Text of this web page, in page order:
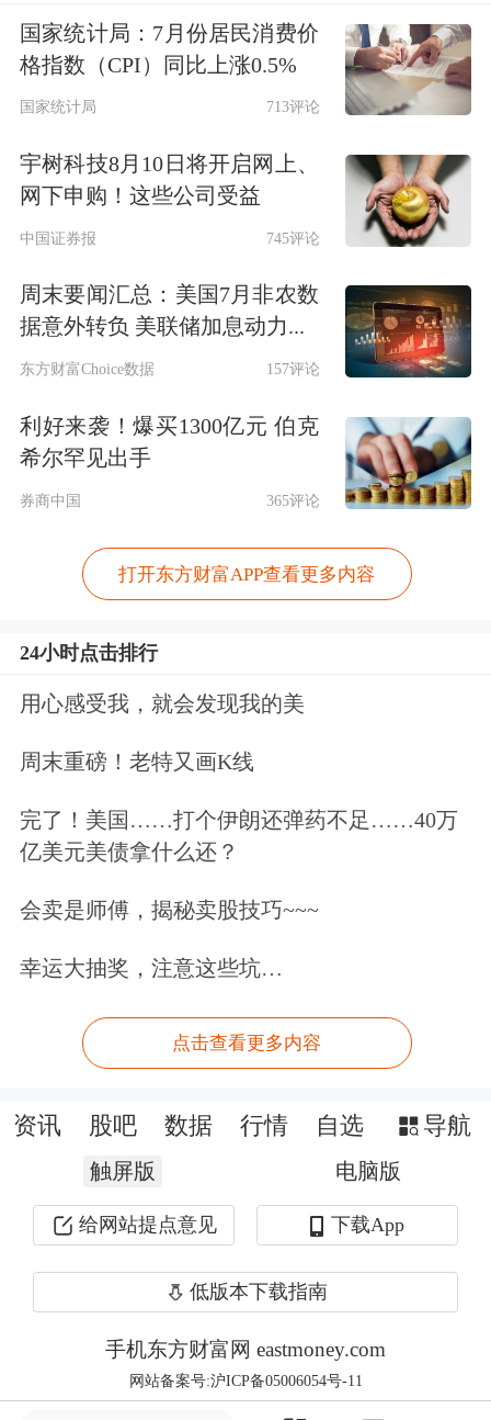
也有观点认为，特斯拉本次保险补贴活
动只是过渡行为，或将出现官方调价。
在今年特斯拉第二季度财报电话会议
上，马斯克曾回应特斯拉价格问题
称，“我认为通胀将在年底前下降，希
望在那个时候我们可以稍微降低车
价。”
月份完成改造升级，上海工厂的年产能
也达到了75万辆，中国市场上特斯拉
缩短。不少业内人士预测，特斯拉中国
此外，特斯拉改款的传言也让不少消费
称，国产特斯拉即将改款并搭载4680
池 。不过特斯拉官方已于8月23日发布
声明辟谣称，“特斯拉即将改款”系炒
作，中国制造车型目前没有使用包括
4680电池在内的任何新型号电池的计
乘联会数据显示，特斯拉8月份总销量
达到76965辆。其中，出口42463辆，国
内市场销售34502辆。而Model Y还在8
月创下62169辆的月销量纪录，环比增
长295%，同比增长 261%。
今年1-8月，特斯拉上海工厂已经完成
近40万辆的销量，与其2021年全年交付
量48.4万辆近在咫尺。
国家统计局：7月份居民消费价
格指数（CPI）同比上涨0.5%
国家统计局 713评论
宇树科技8月10日将开启网上、
网下申购！这些公司受益
中国证券报 745评论
周末要闻汇总：美国7月非农数
据意外转负 美联储加息动力...
东方财富Choice数据 157评论
利好来袭！爆买1300亿元 伯克
希尔罕见出手
券商中国 365评论
打开东方财富APP查看更多内容
24小时点击排行
用心感受我，就会发现我的美
周末重磅！老特又画K线
完了！美国……打个伊朗还弹药不足……40万
亿美元美债拿什么还？
会卖是师傅，揭秘卖股技巧~~~
幸运大抽奖，注意这些坑…
点击查看更多内容
资讯 股吧 数据 行情 自选 导航
触屏版 电脑版
给网站提点意见 下载App
低版本下载指南
手机东方财富网 eastmoney.com
网站备案号:沪ICP备05006054号-11